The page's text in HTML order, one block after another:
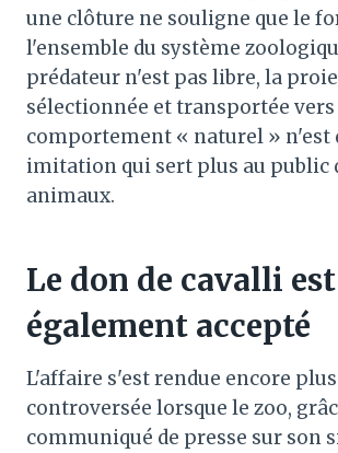
une clôture ne souligne que le
l'ensemble du système
prédateur n'est pas libre, la
sélectionnée et transportée vers
comportement « naturel » n'est
imitation qui sert plus au public
animaux.
Le don de cavalli est
également accepté
L'affaire s'est rendue encore plus
controversée lorsque le zoo,
communiqué de presse sur son